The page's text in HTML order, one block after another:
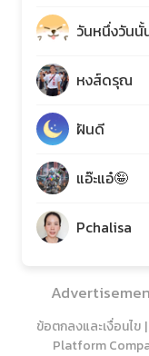
วันหนึ่งวันนั้
หงส์ดรุณ
ฝันดี
แอ๊ะแอ๋🤪
Pchalisa
ข้อตกลงและเงื่อนไข |
Platform